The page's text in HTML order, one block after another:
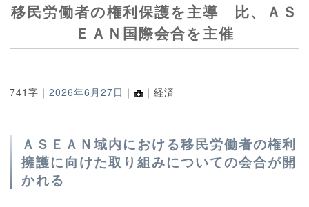
移民労働者の権利保護を主導 比、ＡＳ
ＥＡＮ国際会合を主催
741字｜ 2026年6月27日 ｜ ｜経済
ＡＳＥＡＮ域内における移民労働者の権利
擁護に向けた取り組みについての会合が開
かれる